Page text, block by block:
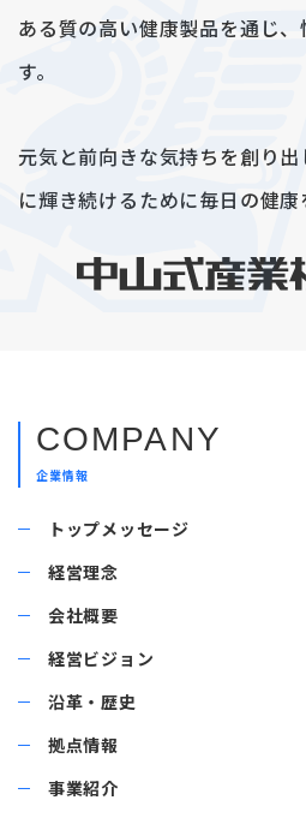
ある質の高い健康製品を通じ、
す。
元気と前向きな気持ちを創り出
に輝き続けるために毎日の健康
COMPANY
企業情報
トップメッセージ
経営理念
会社概要
経営ビジョン
沿革・歴史
拠点情報
事業紹介